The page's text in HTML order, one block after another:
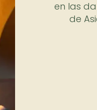
en las
de